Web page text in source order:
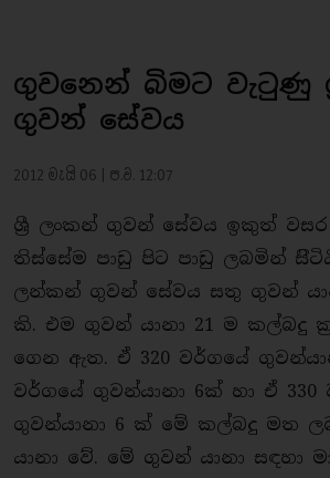
ගුවනෙන් බිමට වැටුණු
ගුවන් සේවය
2012 මැයි 06 | ප.ව. 12:07
ශ්‍රී ලංකන් ගුවන් සේවය ඉකුත්
තිස්සේම පාඩු පිට පාඩු ලබමින්
ලන්කන් ගුවන් සේවය සතු ගුවන්
කි. එම ගුවන් යානා 21 ම කල්බදු
ගෙන ඇත. ඒ 320 වර්ගයේ
වර්ගයේ ගුවන්යානා 6ක් හා ඒ 330
ගුවන්යානා 6 ක් මේ කල්බදු මත
යානා වේ. මේ ගුවන් යානා සඳහා